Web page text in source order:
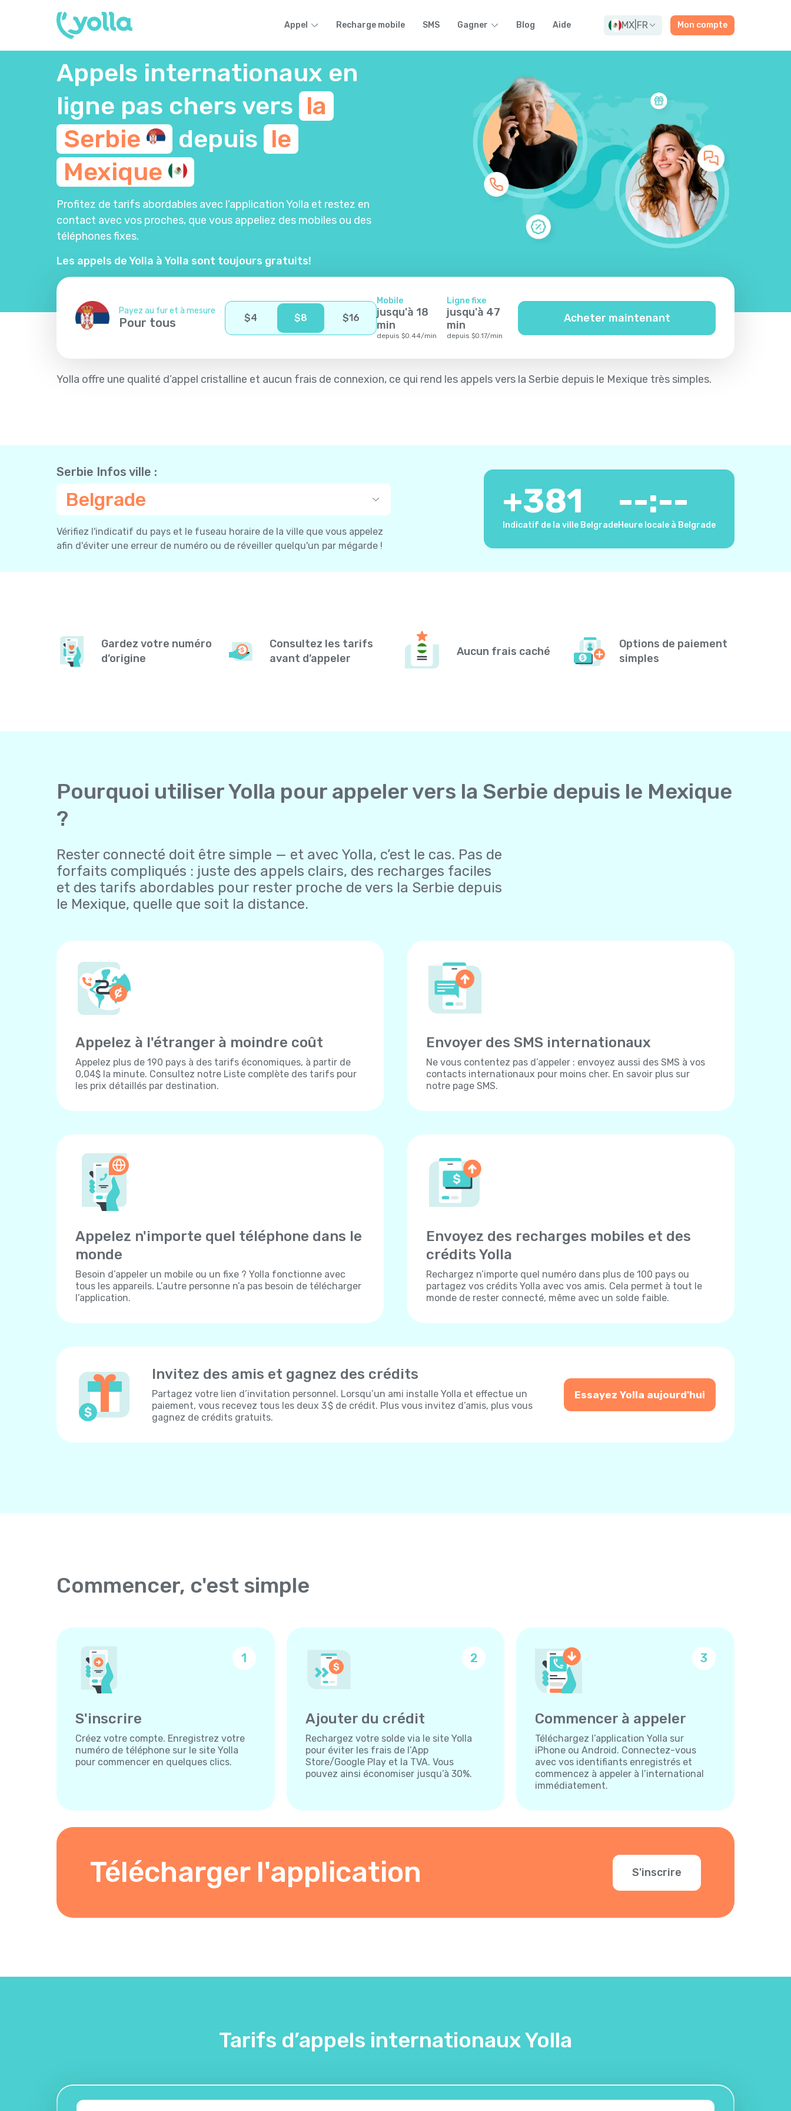
Appel Recharge mobile SMS Gagner Blog Aide MX FR Mon compte
Appels internationaux en
ligne pas chers vers la
Serbie
depuis le
Mexique
Profitez de tarifs abordables avec l’application Yolla et restez en
contact avec vos proches, que vous appeliez des mobiles ou des
téléphones fixes.
Les appels de Yolla à Yolla sont toujours gratuits!
Payez au fur et à mesure
Pour tous $4 $8 $16
Mobile
jusqu'à 18
min
depuis $0.44/min
Ligne fixe
jusqu'à 47
min
depuis $0.17/min
Acheter maintenant
Yolla offre une qualité d’appel cristalline et aucun frais de connexion, ce qui rend les appels vers la Serbie depuis le Mexique très simples.
Serbie Infos ville :
Belgrade
Vérifiez l'indicatif du pays et le fuseau horaire de la ville que vous appelez
afin d'éviter une erreur de numéro ou de réveiller quelqu'un par mégarde !
+381
Indicatif de la ville Belgrade
--:--
Heure locale à Belgrade
Gardez votre numéro
d’origine
Consultez les tarifs
avant d’appeler
Aucun frais caché
Options de paiement
simples
Pourquoi utiliser Yolla pour appeler vers la Serbie depuis le Mexique
?
Rester connecté doit être simple — et avec Yolla, c’est le cas. Pas de
forfaits compliqués : juste des appels clairs, des recharges faciles
et des tarifs abordables pour rester proche de vers la Serbie depuis
le Mexique, quelle que soit la distance.
Appelez à l'étranger à moindre coût
Appelez plus de 190 pays à des tarifs économiques, à partir de
0,04$ la minute. Consultez notre Liste complète des tarifs pour
les prix détaillés par destination.
Envoyer des SMS internationaux
Ne vous contentez pas d’appeler : envoyez aussi des SMS à vos
contacts internationaux pour moins cher. En savoir plus sur
notre page SMS.
Appelez n'importe quel téléphone dans le
monde
Besoin d’appeler un mobile ou un fixe ? Yolla fonctionne avec
tous les appareils. L’autre personne n’a pas besoin de télécharger
l’application.
Envoyez des recharges mobiles et des
crédits Yolla
Rechargez n’importe quel numéro dans plus de 100 pays ou
partagez vos crédits Yolla avec vos amis. Cela permet à tout le
monde de rester connecté, même avec un solde faible.
Invitez des amis et gagnez des crédits
Partagez votre lien d’invitation personnel. Lorsqu’un ami installe Yolla et effectue un
paiement, vous recevez tous les deux 3 $ de crédit. Plus vous invitez d’amis, plus vous
gagnez de crédits gratuits.
Essayez Yolla aujourd'hui
Commencer, c'est simple
1
S'inscrire
Créez votre compte. Enregistrez votre
numéro de téléphone sur le site Yolla
pour commencer en quelques clics.
2
Ajouter du crédit
Rechargez votre solde via le site Yolla
pour éviter les frais de l’App
Store/Google Play et la TVA. Vous
pouvez ainsi économiser jusqu’à 30%.
3
Commencer à appeler
Téléchargez l’application Yolla sur
iPhone ou Android. Connectez-vous
avec vos identifiants enregistrés et
commencez à appeler à l’international
immédiatement.
Télécharger l'application S'inscrire
Tarifs d’appels internationaux Yolla